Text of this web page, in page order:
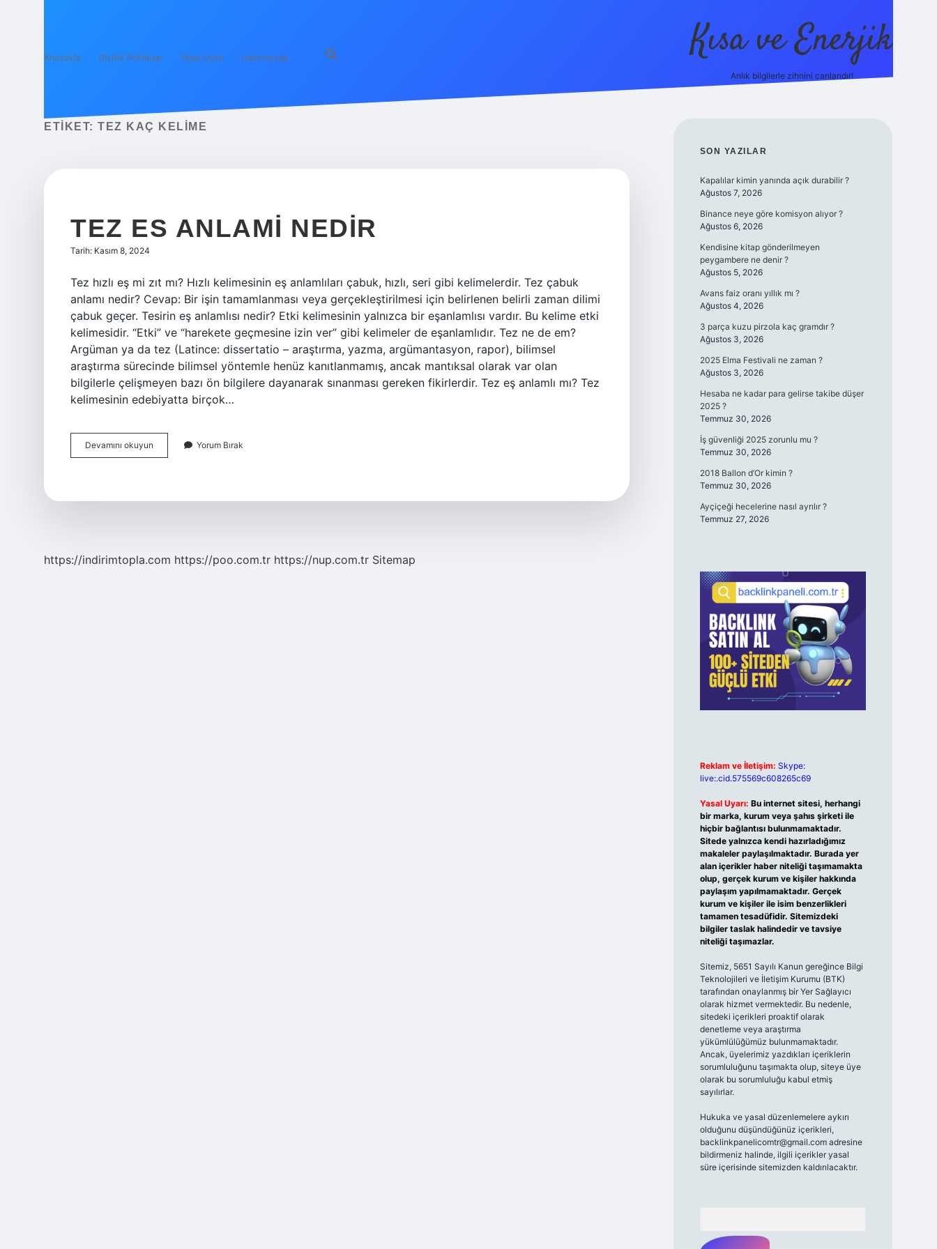
Anasayfa Gizlilik Politikası Yasal Uyarı Hakkımızda Kısa ve Enerjik
Anlık bilgilerle zihnini canlandır!
ETIKET: TEZ KAÇ KELIME
TEZ ES ANLAMI NEDIR
Tarih: Kasım 8, 2024
Tez hızlı eş mi zıt mı? Hızlı kelimesinin eş anlamlıları çabuk, hızlı, seri gibi kelimelerdir. Tez çabuk
anlamı nedir? Cevap: Bir işin tamamlanması veya gerçekleştirilmesi için belirlenen belirli zaman dilimi
çabuk geçer. Tesirin eş anlamlısı nedir? Etki kelimesinin yalnızca bir eşanlamlısı vardır. Bu kelime etki
kelimesidir. “Etki” ve “harekete geçmesine izin ver” gibi kelimeler de eşanlamlıdır. Tez ne de em?
Argüman ya da tez (Latince: dissertatio – araştırma, yazma, argümantasyon, rapor), bilimsel
araştırma sürecinde bilimsel yöntemle henüz kanıtlanmamış, ancak mantıksal olarak var olan
bilgilerle çelişmeyen bazı ön bilgilere dayanarak sınanması gereken fikirlerdir. Tez eş anlamlı mı? Tez
kelimesinin edebiyatta birçok…
Devamını okuyun
Es
Yorum Bırak
https://indirimtopla.com https://poo.com.tr https://nup.com.tr Sitemap
SIDEBAR
SON YAZILAR
Kapalılar kimin yanında açık durabilir ?
Ağustos 7, 2026
Binance neye göre komisyon alıyor ?
Ağustos 6, 2026
Kendisine kitap gönderilmeyen
peygambere ne denir ?
Ağustos 5, 2026
Avans faiz oranı yıllık mı ?
Ağustos 4, 2026
3 parça kuzu pirzola kaç gramdır ?
Ağustos 3, 2026
2025 Elma Festivali ne zaman ?
Ağustos 3, 2026
Hesaba ne kadar para gelirse takibe düşer
2025 ?
Temmuz 30, 2026
İş güvenliği 2025 zorunlu mu ?
Temmuz 30, 2026
2018 Ballon d’Or kimin ?
Temmuz 30, 2026
Ayçiçeği hecelerine nasıl ayrılır ?
Temmuz 27, 2026
Reklam ve İletişim: Skype:
live:.cid.575569c608265c69
Yasal Uyarı: Bu internet sitesi, herhangi
bir marka, kurum veya şahıs şirketi ile
hiçbir bağlantısı bulunmamaktadır.
Sitede yalnızca kendi hazırladığımız
makaleler paylaşılmaktadır. Burada yer
alan içerikler haber niteliği taşımamakta
olup, gerçek kurum ve kişiler hakkında
paylaşım yapılmamaktadır. Gerçek
kurum ve kişiler ile isim benzerlikleri
tamamen tesadüfidir. Sitemizdeki
bilgiler taslak halindedir ve tavsiye
niteliği taşımazlar.
Sitemiz, 5651 Sayılı Kanun gereğince Bilgi
Teknolojileri ve İletişim Kurumu (BTK)
tarafından onaylanmış bir Yer Sağlayıcı
olarak hizmet vermektedir. Bu nedenle,
sitedeki içerikleri proaktif olarak
denetleme veya araştırma
yükümlülüğümüz bulunmamaktadır.
Ancak, üyelerimiz yazdıkları içeriklerin
sorumluluğunu taşımakta olup, siteye üye
olarak bu sorumluluğu kabul etmiş
sayılırlar.
Hukuka ve yasal düzenlemelere aykırı
olduğunu düşündüğünüz içerikleri,
backlinkpanelicomtr@gmail.comadresine
bildirmeniz halinde, ilgili içerikler yasal
süre içerisinde sitemizden kaldırılacaktır.